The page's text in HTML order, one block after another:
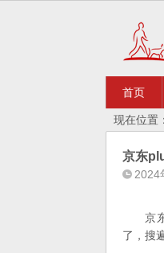
首页
现在位置
京东
2024
京
了，搜